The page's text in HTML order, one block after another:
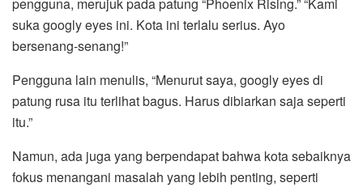
suka googly eyes ini. Kota ini terlalu serius. Ayo
bersenang-senang!”
Pengguna lain menulis, “Menurut saya, googly eyes di
patung rusa itu terlihat bagus. Harus dibiarkan saja seperti
itu.”
Namun, ada juga yang berpendapat bahwa kota sebaiknya
fokus menangani masalah yang lebih penting, seperti